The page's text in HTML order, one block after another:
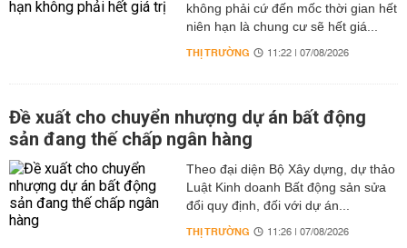
không phải cứ đến mốc thời gian hết
niên hạn là chung cư sẽ hết giá...
THỊ TRƯỜNG 11:22 | 07/08/2026
Đề xuất cho chuyển nhượng dự án bất động
sản đang thế chấp ngân hàng
Theo đại diện Bộ Xây dựng, dự thảo
Luật Kinh doanh Bất động sản sửa
đổi quy định, đối với dự án...
THỊ TRƯỜNG 11:26 | 07/08/2026